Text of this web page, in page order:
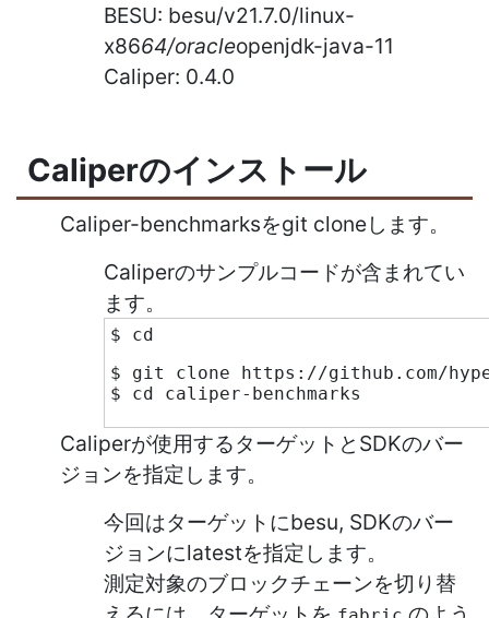
BESU: besu/v21.7.0/linux-
x8664/oracleopenjdk-java-11
Caliper: 0.4.0
Caliperのインストール
Caliper-benchmarksをgit cloneします。
Caliperのサンプルコードが含まれてい
ます。
$ cd
$ git clone https://github.com/
$ cd caliper-benchmarks
Caliperが使用するターゲットとSDKのバー
ジョンを指定します。
今回はターゲットにbesu, SDKのバー
ジョンにlatestを指定します。
測定対象のブロックチェーンを切り替